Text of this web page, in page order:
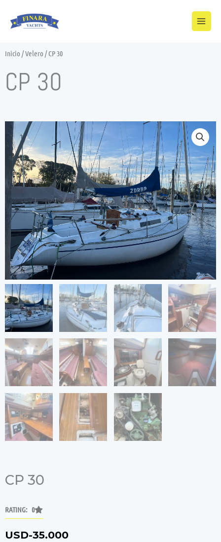
Inicio /Velero / CP 30
CP 30
CP 30
RATING: 0
USD-35.000